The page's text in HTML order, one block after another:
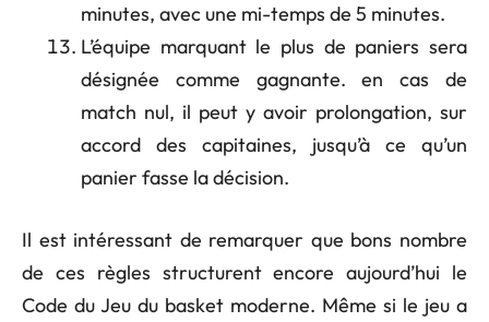
minutes, avec une mi-temps de 5 minutes.
L’équipe marquant le plus de paniers sera
désignée comme gagnante. en cas de
match nul, il peut y avoir prolongation, sur
accord des capitaines, jusqu’à ce qu’un
panier fasse la décision.
Il est intéressant de remarquer que bons nombre
de ces règles structurent encore aujourd’hui le
Code du Jeu du basket moderne. Même si le jeu a